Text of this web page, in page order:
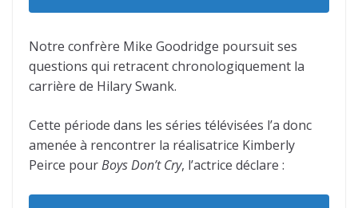
Notre confrère Mike Goodridge poursuit ses
questions qui retracent chronologiquement la
carrière de Hilary Swank.
Cette période dans les séries télévisées l’a donc
amenée à rencontrer la réalisatrice Kimberly
Peirce pourBoys Don’t Cry, l’actrice déclare :